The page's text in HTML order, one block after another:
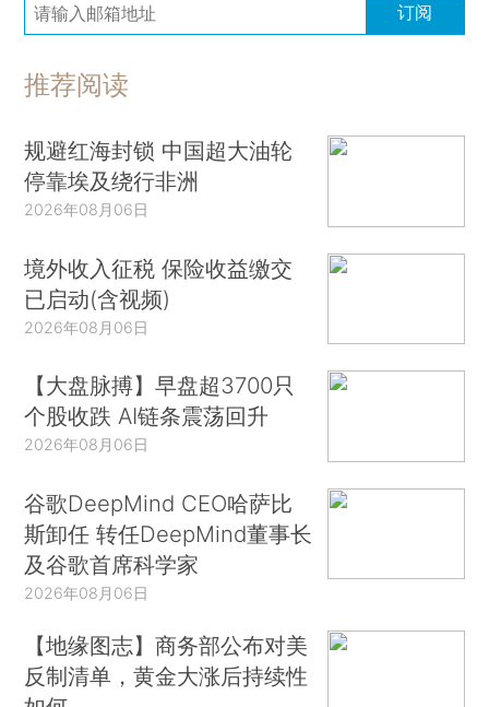
订阅
推荐阅读
规避红海封锁 中国超大油轮
停靠埃及绕行非洲
2026年08月06日
境外收入征税 保险收益缴交
已启动(含视频)
2026年08月06日
【大盘脉搏】早盘超3700只
个股收跌 AI链条震荡回升
2026年08月06日
谷歌DeepMind CEO哈萨比
斯卸任 转任DeepMind董事长
及谷歌首席科学家
2026年08月06日
【地缘图志】商务部公布对美
反制清单，黄金大涨后持续性